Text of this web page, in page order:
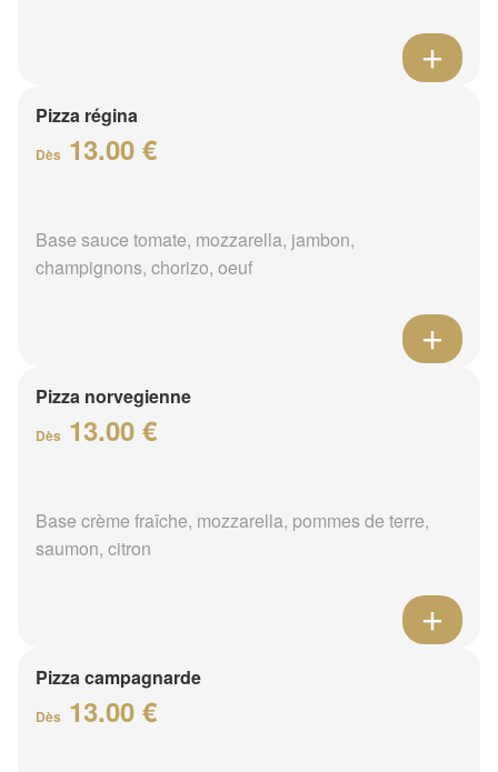
Pizza régina
Dès 13.00 €
Base sauce tomate, mozzarella, jambon,
champignons, chorizo, oeuf
Pizza norvegienne
Dès 13.00 €
Base crème fraîche, mozzarella, pommes de terre,
saumon, citron
Pizza campagnarde
Dès 13.00 €